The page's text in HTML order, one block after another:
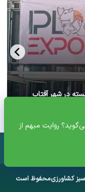
روایت مبهم از
در شهر آفتاب
کشاورزیمحفوظ است